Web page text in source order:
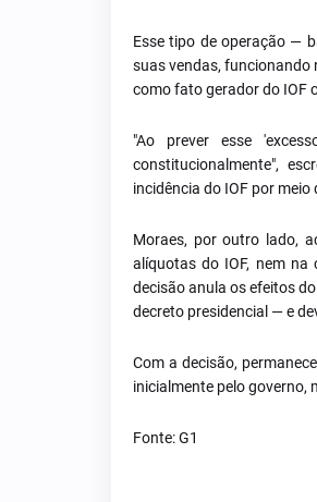
Esse tipo de operação —
suas vendas, funcionando
como fato gerador do IOF
"Ao prever esse
constitucionalmente",
incidência do IOF por
Moraes, por outro lado,
alíquotas do IOF, nem na
decisão anula os efeitos
decreto presidencial — e
Com a decisão,
inicialmente pelo governo,
Fonte: G1